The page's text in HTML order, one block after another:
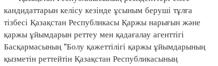
кандидаттарын келісу кезінде ұсыным беруші тұлға
тізбесі Қазақстан Республикасы Қаржы нарығын және
қаржы ұйымдарын реттеу мен қадағалау агенттігі
Басқармасының "Болу қажеттілігі қаржы ұйымдарының
қызметін реттейтін Қазақстан Республикасының